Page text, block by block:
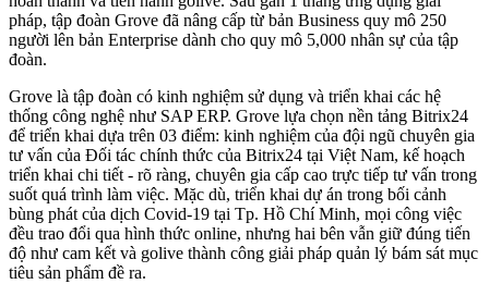
pháp, tập đoàn Grove đã nâng cấp từ bản Business quy mô 250
người lên bản Enterprise dành cho quy mô 5,000 nhân sự của tập
đoàn.
Grove là tập đoàn có kinh nghiệm sử dụng và triển khai các hệ
thống công nghệ như SAP ERP. Grove lựa chọn nền tảng Bitrix24
để triển khai dựa trên 03 điểm: kinh nghiệm của đội ngũ chuyên gia
tư vấn của Đối tác chính thức của Bitrix24 tại Việt Nam, kế hoạch
triển khai chi tiết - rõ ràng, chuyên gia cấp cao trực tiếp tư vấn trong
suốt quá trình làm việc. Mặc dù, triển khai dự án trong bối cảnh
bùng phát của dịch Covid-19 tại Tp. Hồ Chí Minh, mọi công việc
đều trao đổi qua hình thức online, nhưng hai bên vẫn giữ đúng tiến
độ như cam kết và golive thành công giải pháp quản lý bám sát mục
tiêu sản phẩm đề ra.